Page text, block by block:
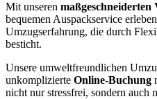
Mit unseren maßgeschneiderten
bequemen Auspackservice
Umzugserfahrung, die durch
besticht.
Unsere umweltfreundlichen
unkomplizierte Online-Buchung
nicht nur stressfrei, sondern auch